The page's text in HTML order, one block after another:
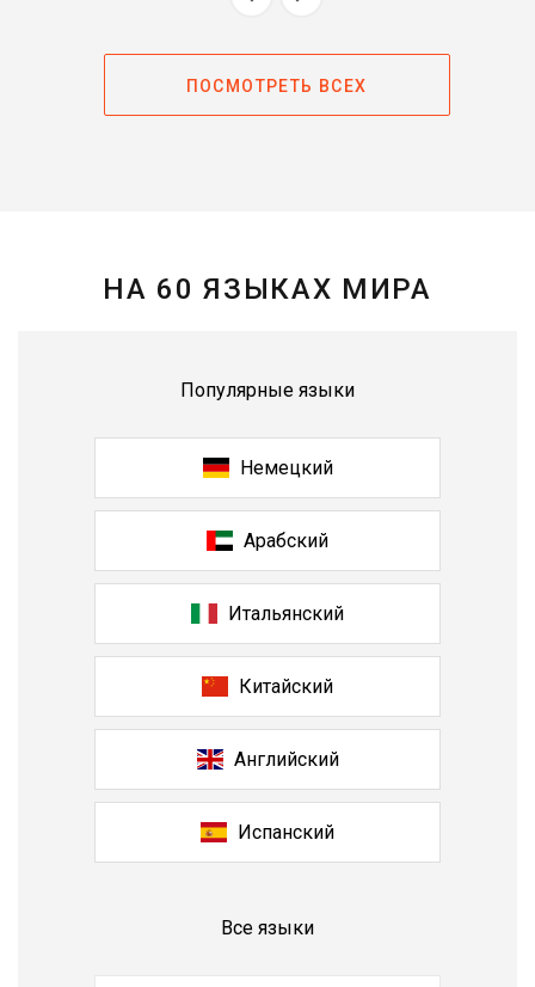
ПОСМОТРЕТЬ ВСЕХ
НА 60 ЯЗЫКАХ МИРА
Популярные языки
Немецкий
Арабский
Итальянский
Китайский
Английский
Испанский
Все языки